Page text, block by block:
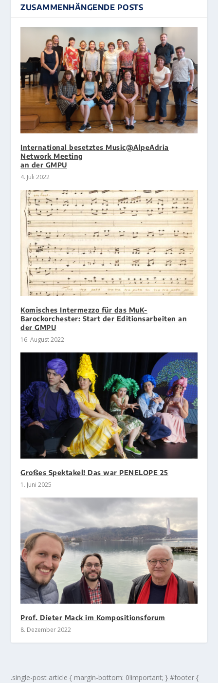
ZUSAMMENHÄNGENDE POSTS
International besetztes Music@AlpeAdria
Network Meeting
an der GMPU
4. Juli 2022
Komisches Intermezzo für das MuK-
Barockorchester: Start der Editionsarbeiten an
der GMPU
16. August 2022
Großes Spektakel! Das war PENELOPE 25
1. Juni 2025
Prof. Dieter Mack im Kompositionsforum
8. Dezember 2022
.single-post article { margin-bottom: 0!important; } #footer {